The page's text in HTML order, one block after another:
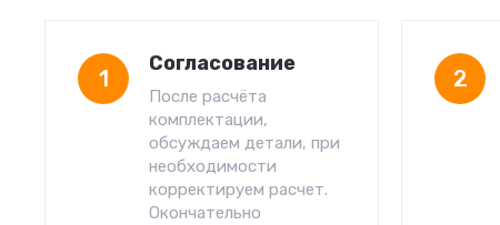
1
Согласование
После расчёта
комплектации,
обсуждаем детали, при
необходимости
корректируем расчет.
Окончательно
2